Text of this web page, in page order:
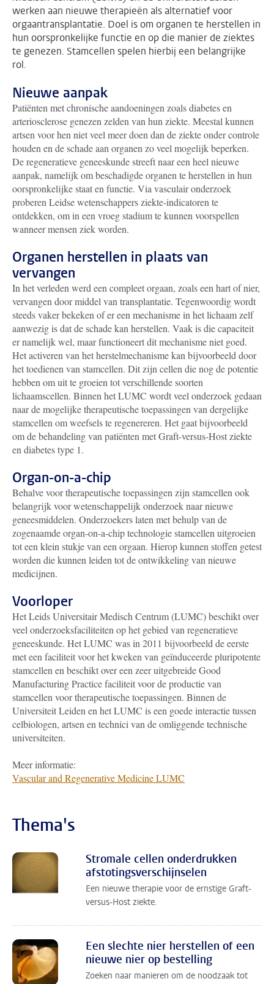
werken aan nieuwe therapieën als alternatief voor
orgaantransplantatie. Doel is om organen te herstellen in
hun oorspronkelijke functie en op die manier de ziektes
te genezen. Stamcellen spelen hierbij een belangrijke
rol.
Nieuwe aanpak
Patiënten met chronische aandoeningen zoals diabetes en
arteriosclerose genezen zelden van hun ziekte. Meestal kunnen
artsen voor hen niet veel meer doen dan de ziekte onder controle
houden en de schade aan organen zo veel mogelijk beperken.
De regeneratieve geneeskunde streeft naar een heel nieuwe
aanpak, namelijk om beschadigde organen te herstellen in hun
oorspronkelijke staat en functie. Via vasculair onderzoek
proberen Leidse wetenschappers ziekte-indicatoren te
ontdekken, om in een vroeg stadium te kunnen voorspellen
wanneer mensen ziek worden.
Organen herstellen in plaats van
vervangen
In het verleden werd een compleet orgaan, zoals een hart of nier,
vervangen door middel van transplantatie. Tegenwoordig wordt
steeds vaker bekeken of er een mechanisme in het lichaam zelf
aanwezig is dat de schade kan herstellen. Vaak is die capaciteit
er namelijk wel, maar functioneert dit mechanisme niet goed.
Het activeren van het herstelmechanisme kan bijvoorbeeld door
het toedienen van stamcellen. Dit zijn cellen die nog de potentie
hebben om uit te groeien tot verschillende soorten
lichaamscellen. Binnen het LUMC wordt veel onderzoek gedaan
naar de mogelijke therapeutische toepassingen van dergelijke
stamcellen om weefsels te regenereren. Het gaat bijvoorbeeld
om de behandeling van patiënten met Graft-versus-Host ziekte
en diabetes type 1.
Organ-on-a-chip
Behalve voor therapeutische toepassingen zijn stamcellen ook
belangrijk voor wetenschappelijk onderzoek naar nieuwe
geneesmiddelen. Onderzoekers laten met behulp van de
zogenaamde organ-on-a-chip technologie stamcellen uitgroeien
tot een klein stukje van een orgaan. Hierop kunnen stoffen getest
worden die kunnen leiden tot de ontwikkeling van nieuwe
medicijnen.
Voorloper
Het Leids Universitair Medisch Centrum (LUMC) beschikt over
veel onderzoeksfaciliteiten op het gebied van regeneratieve
geneeskunde. Het LUMC was in 2011 bijvoorbeeld de eerste
met een faciliteit voor het kweken van geïnduceerde pluripotente
stamcellen en beschikt over een zeer uitgebreide Good
Manufacturing Practice faciliteit voor de productie van
stamcellen voor therapeutische toepassingen. Binnen de
Universiteit Leiden en het LUMC is een goede interactie tussen
celbiologen, artsen en technici van de omliggende technische
universiteiten.
Meer informatie:
Vascular and Regenerative Medicine LUMC
Thema's
Stromale cellen onderdrukken
afstotingsverschijnselen
Een nieuwe therapie voor de ernstige Graft-
versus-Host ziekte.
Een slechte nier herstellen of een
nieuwe nier op bestelling
Zoeken naar manieren om de noodzaak tot